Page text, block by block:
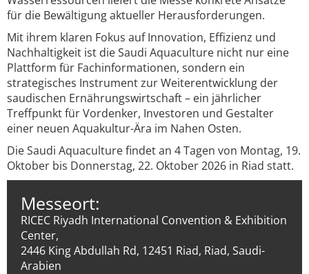
für die Bewältigung aktueller Herausforderungen.
Mit ihrem klaren Fokus auf Innovation, Effizienz und
Nachhaltigkeit ist die Saudi Aquaculture nicht nur eine
Plattform für Fachinformationen, sondern ein
strategisches Instrument zur Weiterentwicklung der
saudischen Ernährungswirtschaft – ein jährlicher
Treffpunkt für Vordenker, Investoren und Gestalter
einer neuen Aquakultur-Ära im Nahen Osten.
Die Saudi Aquaculture findet an 4 Tagen von Montag, 19.
Oktober bis Donnerstag, 22. Oktober 2026 in Riad statt.
Messeort:
RICEC Riyadh International Convention & Exhibition
Center,
2446 King Abdullah Rd, 12451 Riad, Riad, Saudi-
Arabien